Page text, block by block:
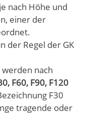
nach Höhe und
einer der
der Regel der GK
nach
F60, F90, F120
F30
tragende oder